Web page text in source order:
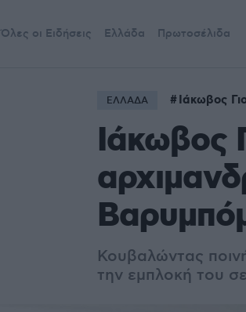
Όλες οι Ειδήσεις Ελλάδα Πρωτοσέλιδα
ΕΛΛΑΔΑ Ιάκωβος
Ιάκωβος
Κουβαλώντας
την εμπλοκή του